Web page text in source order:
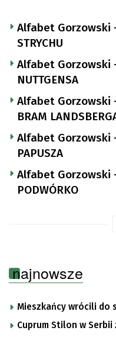
Alfabet Gorzowski
STRYCHU
Alfabet Gorzowski –
NUTTGENSA
Alfabet Gorzowski –
BRAM
Alfabet Gorzowski
PAPUSZA
Alfabet Gorzowski
PODWÓRKO
najnowsze
Mieszkańcy wrócili do
Cuprum Stilon w